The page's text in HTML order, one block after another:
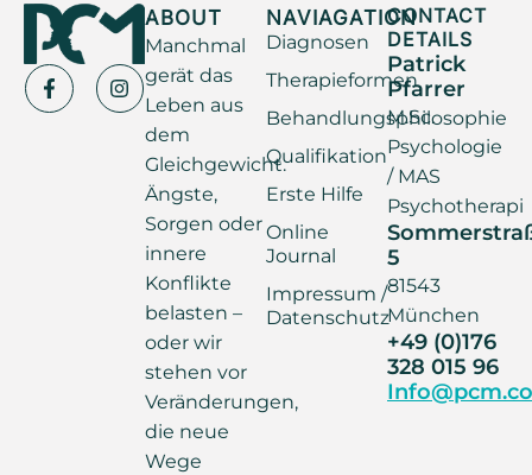
ABOUT
Manchmal
gerät das
Leben aus
dem
Gleichgewicht.
Ängste,
Sorgen oder
innere
Konflikte
belasten –
oder wir
stehen vor
Veränderungen,
die neue
Wege
NAVIAGATION
Diagnosen
Therapieformen
Behandlungsphilosophie
Qualifikation
Erste Hilfe
Online
Journal
Impressum /
Datenschutz
CONTACT
DETAILS
Patrick
Pfarrer
M.Sc.
Psychologie
/ MAS
Psychotherapi
5
81543
München
+49 (0)176
328 015 96